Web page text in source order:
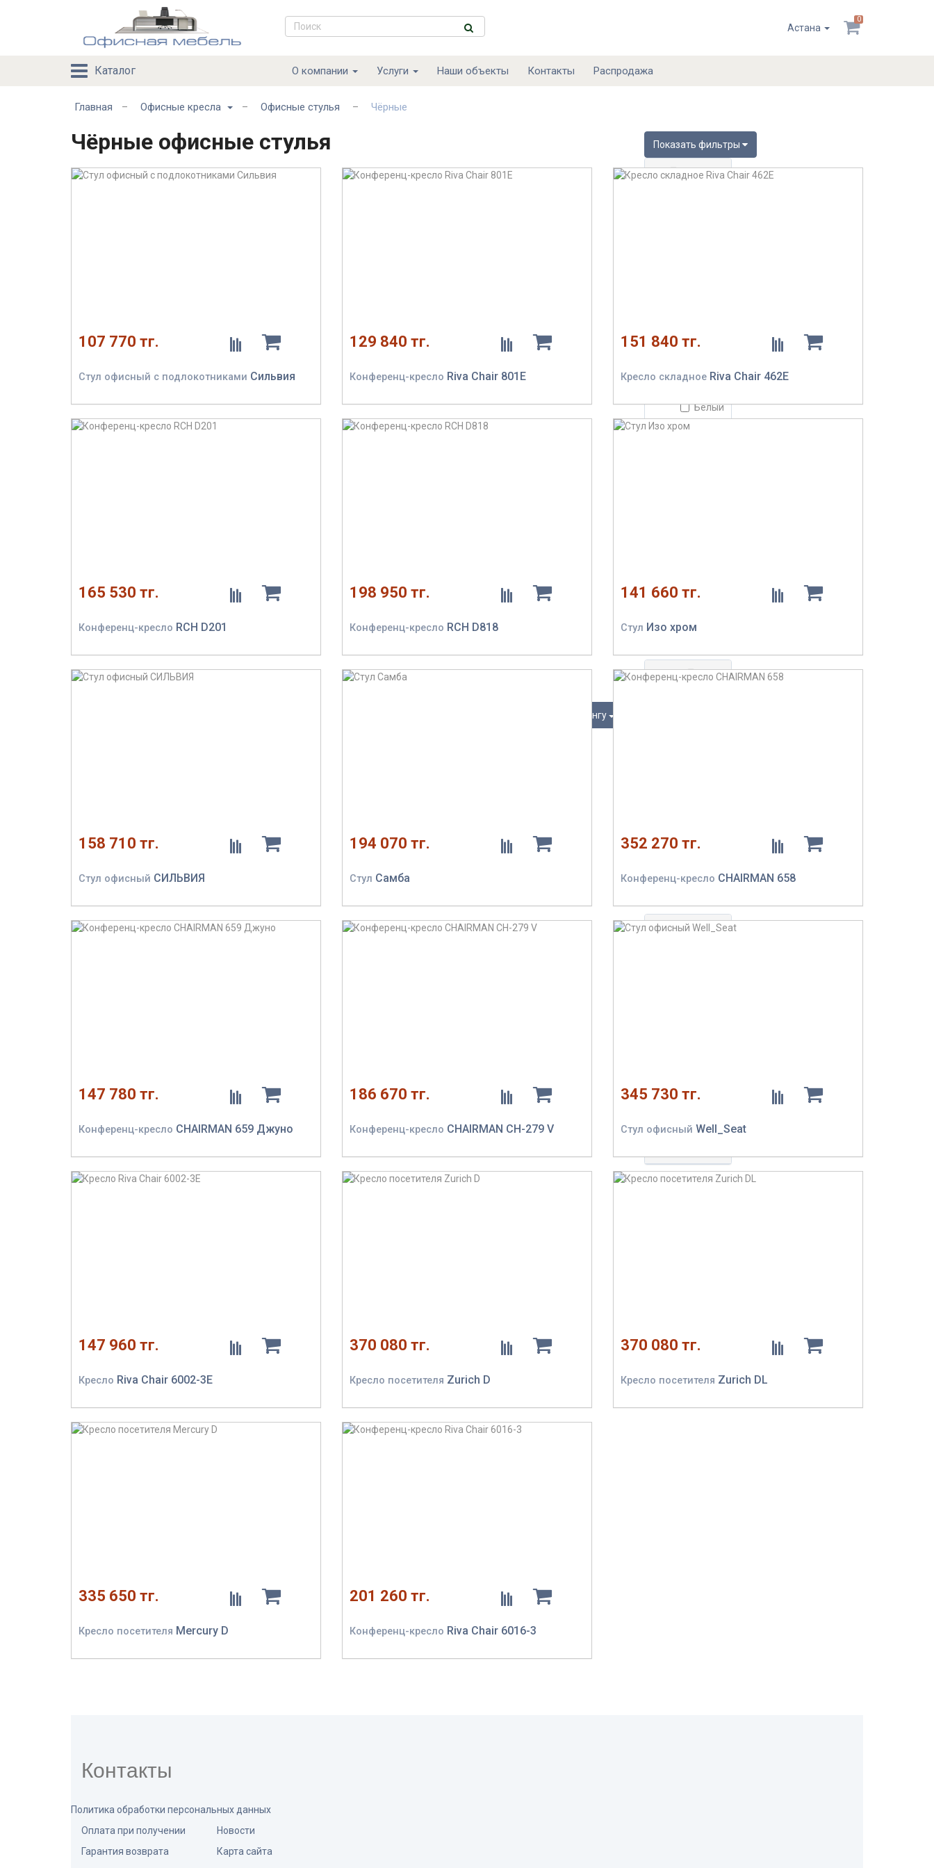
Астана
0
Каталог О компании Услуги Наши объекты Контакты Распродажа
Главная – Офисные кресла – Офисные стулья – Чёрные
Чёрные офисные стулья
По рейтингу
Показать фильтры
Цена
Белый
Зеленый
Минимализм
Хай-тек
Вес
пользователя
Сетка в
спинке
Сетка в
Тип
подлокотников
107 770 тг.
Стул офисный с подлокотниками Сильвия
129 840 тг.
Конференц-кресло Riva Chair 801E
151 840 тг.
Кресло складное Riva Chair 462E
165 530 тг.
Конференц-кресло RCH D201
198 950 тг.
Конференц-кресло RCH D818
141 660 тг.
Стул Изо хром
158 710 тг.
Стул офисный СИЛЬВИЯ
194 070 тг.
Стул Самба
352 270 тг.
Конференц-кресло CHAIRMAN 658
147 780 тг.
Конференц-кресло CHAIRMAN 659 Джуно
186 670 тг.
Конференц-кресло CHAIRMAN CH-279 V
345 730 тг.
Стул офисный Well_Seat
147 960 тг.
Кресло Riva Chair 6002-3E
370 080 тг.
Кресло посетителя Zurich D
370 080 тг.
Кресло посетителя Zurich DL
335 650 тг.
Кресло посетителя Mercury D
201 260 тг.
Конференц-кресло Riva Chair 6016-3
Контакты
Политика обработки персональных данных
Оплата при получении
Гарантия возврата
Новости
Карта сайта